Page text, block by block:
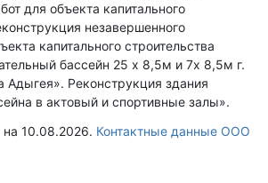
для объекта капитального
незавершенного
капитального строительства
бассейн 25 х 8,5м и 7х 8,5м г.
Адыгея». Реконструкция здания
в актовый и спортивные залы».
10.08.2026. Контактные данные ООО